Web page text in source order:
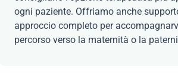
ogni paziente. Offriamo anche
approccio completo per
percorso verso la maternità o la